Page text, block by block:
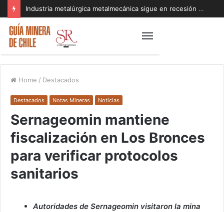
Industria metalúrgica metalmecánica sigue en recesión y acumula seis meses de caída pese al repunte de la economía
Home / Destacados
Destacados Notas Mineras Noticias
Sernageomin mantiene
fiscalización en Los Bronces
para verificar protocolos
sanitarios
Autoridades de Sernageomin visitaron la mina